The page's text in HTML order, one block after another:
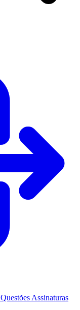
Questões Assinaturas